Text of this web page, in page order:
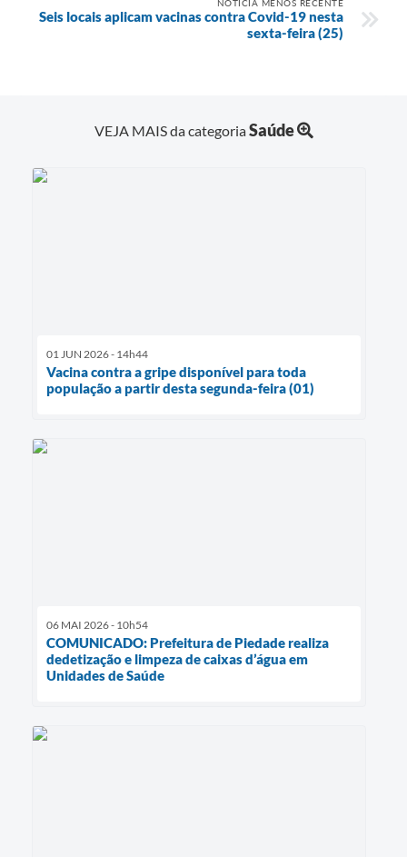
NOTÍCIA MENOS RECENTE
Seis locais aplicam vacinas contra Covid-19 nesta
sexta-feira (25)
VEJA MAIS da categoriaSaúde
01 JUN 2026 - 14h44
Vacina contra a gripe disponível para toda
população a partir desta segunda-feira (01)
06 MAI 2026 - 10h54
COMUNICADO: Prefeitura de Piedade realiza
dedetização e limpeza de caixas d’água em
Unidades de Saúde